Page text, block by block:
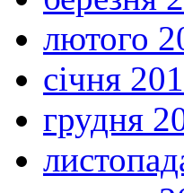
лютого
січня
грудня